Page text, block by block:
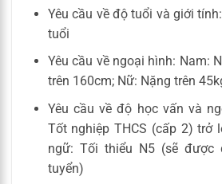
Yêu cầu về độ tuổi và giới
tuổi
Yêu cầu về ngoại hình: Nam:
trên 160cm; Nữ: Nặng trên
Yêu cầu về độ học vấn và
Tốt nghiệp THCS (cấp 2) trở
ngữ: Tối thiểu N5 (sẽ được
tuyển)